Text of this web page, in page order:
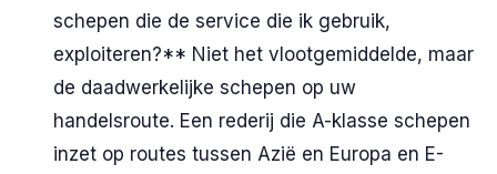
schepen die de service die ik gebruik,
exploiteren?** Niet het vlootgemiddelde, maar
de daadwerkelijke schepen op uw
handelsroute. Een rederij die A-klasse schepen
inzet op routes tussen Azië en Europa en E-